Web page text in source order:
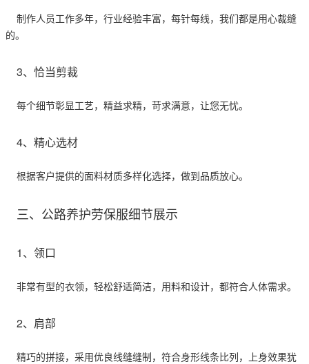
制作人员工作多年，行业经验丰富，每针每线，我们都是用心裁缝
的。
3、恰当剪裁
每个细节彰显工艺，精益求精，苛求满意，让您无忧。
4、精心选材
根据客户提供的面料材质多样化选择，做到品质放心。
三、公路养护劳保服细节展示
1、领口
非常有型的衣领，轻松舒适简洁，用料和设计，都符合人体需求。
2、肩部
精巧的拼接，采用优良线缝缝制，符合身形线条比列，上身效果犹